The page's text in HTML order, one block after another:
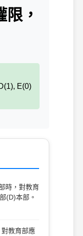
限，
E(0)
時，對教育
(D)本部。
教育部應